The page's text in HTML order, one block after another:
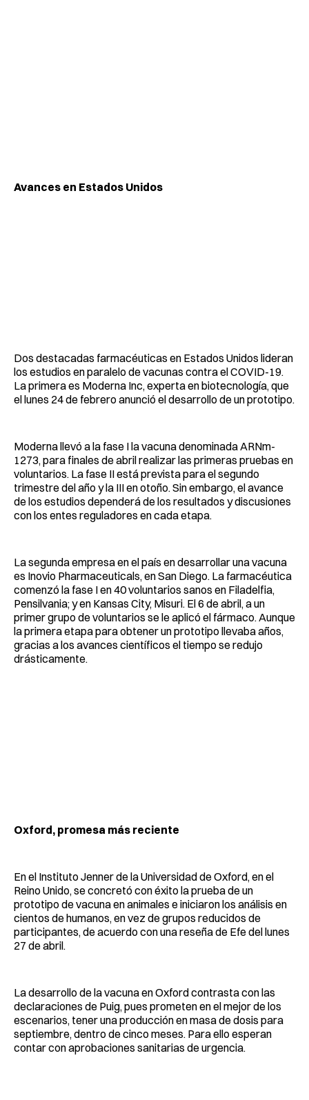
Avances en Estados Unidos
Dos destacadas farmacéuticas en Estados Unidos lideran
los estudios en paralelo de vacunas contra el COVID-19.
La primera es Moderna Inc, experta en biotecnología, que
el lunes 24 de febrero anunció el desarrollo de un prototipo.
Moderna llevó a la fase I la vacuna denominada ARNm-
1273, para finales de abril realizar las primeras pruebas en
voluntarios. La fase II está prevista para el segundo
trimestre del año y la III en otoño. Sin embargo, el avance
de los estudios dependerá de los resultados y discusiones
con los entes reguladores en cada etapa.
La segunda empresa en el país en desarrollar una vacuna
es Inovio Pharmaceuticals, en San Diego. La farmacéutica
comenzó la fase I en 40 voluntarios sanos en Filadelfia,
Pensilvania; y en Kansas City, Misuri. El 6 de abril, a un
primer grupo de voluntarios se le aplicó el fármaco. Aunque
la primera etapa para obtener un prototipo llevaba años,
gracias a los avances científicos el tiempo se redujo
drásticamente.
Oxford, promesa más reciente
En el Instituto Jenner de la Universidad de Oxford, en el
Reino Unido, se concretó con éxito la prueba de un
prototipo de vacuna en animales e iniciaron los análisis en
cientos de humanos, en vez de grupos reducidos de
participantes, de acuerdo con una reseña de Efe del lunes
27 de abril.
La desarrollo de la vacuna en Oxford contrasta con las
declaraciones de Puig, pues prometen en el mejor de los
escenarios, tener una producción en masa de dosis para
septiembre, dentro de cinco meses. Para ello esperan
contar con aprobaciones sanitarias de urgencia.